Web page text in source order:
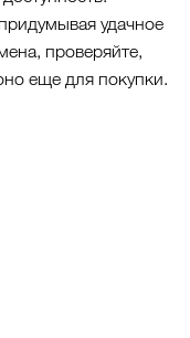
удачное
проверяйте,
еще для покупки.